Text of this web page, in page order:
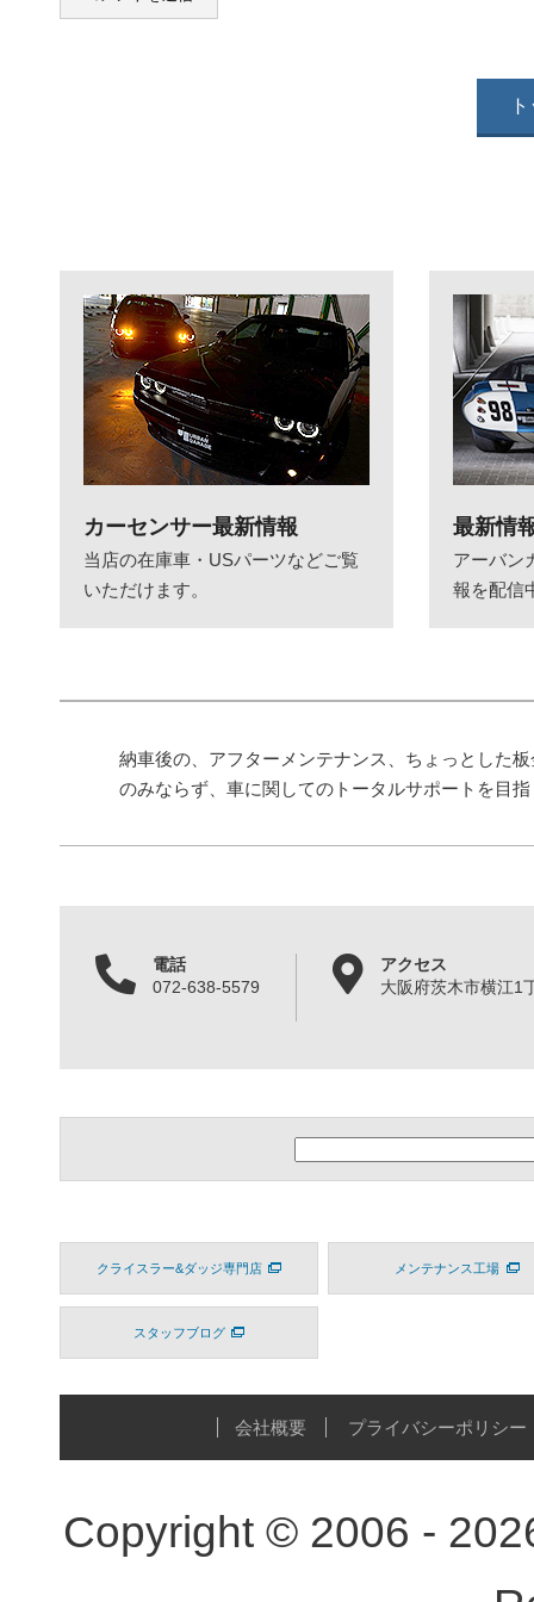
カーセンサー最新情報
当店の在庫車・USパーツなどご覧
いただけます。
最新情
アーバン
報を配信
納車後の、アフターメンテナンス、ちょっとした
のみならず、車に関してのトータルサポートを目
電話
072-638-5579
アクセス
大阪府茨木市横江1
クライスラー&ダッジ専門店 メンテナンス工場
スタッフブログ
会社概要 プライバシーポリシー
Copyright © 2006 -